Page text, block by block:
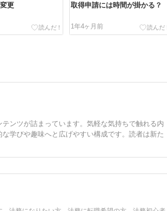
更 取得申請には時間が掛かる？
1年4ヶ月前
ンツが詰まっています。気軽な気持ちで触れる内
学びや趣味へと広げやすい構成です。読者は新た